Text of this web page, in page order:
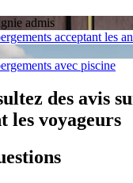
admis
acceptant les
avec piscine
des avis
les voyageurs